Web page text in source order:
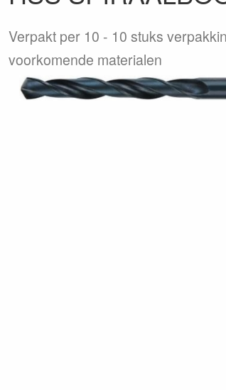
Verpakt per 10
10 stuks
voorkomende materialen